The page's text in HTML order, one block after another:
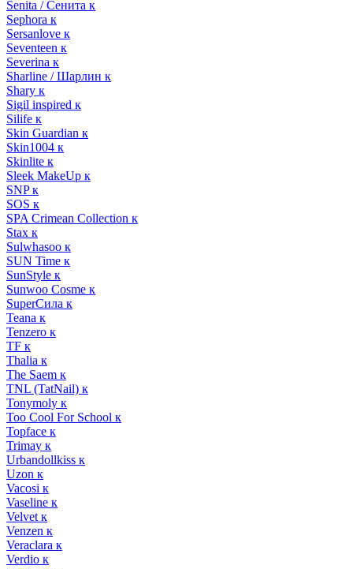
Senita / Сенита к
Sephora к
Sersanlove к
Seventeen к
Severina к
Sharline / Шарлин к
Shary к
Sigil inspired к
Silife к
Skin Guardian к
Skin1004 к
Skinlite к
Sleek MakeUp к
SNP к
SOS к
SPA Crimean Collection к
Stax к
Sulwhasoo к
SUN Time к
SunStyle к
Sunwoo Cosme к
SuperСила к
Teana к
Tenzero к
TF к
Thalia к
The Saem к
TNL (TatNail) к
Tonymoly к
Too Cool For School к
Topface к
Trimay к
Urbandollkiss к
Uzon к
Vacosi к
Vaseline к
Velvet к
Venzen к
Veraclara к
Verdio к